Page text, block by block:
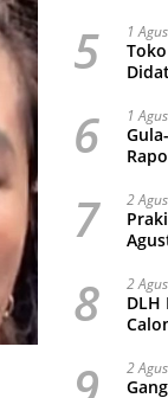
5 1
6 1
7 2
8 2
DLH
2